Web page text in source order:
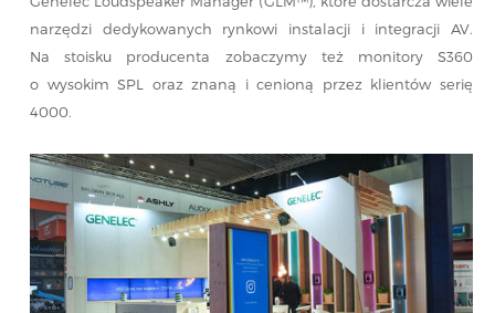
narzędzi dedykowanych rynkowi instalacji i integracji AV.
Na stoisku producenta zobaczymy też monitory S360
o wysokim SPL oraz znaną i cenioną przez klientów serię
4000.